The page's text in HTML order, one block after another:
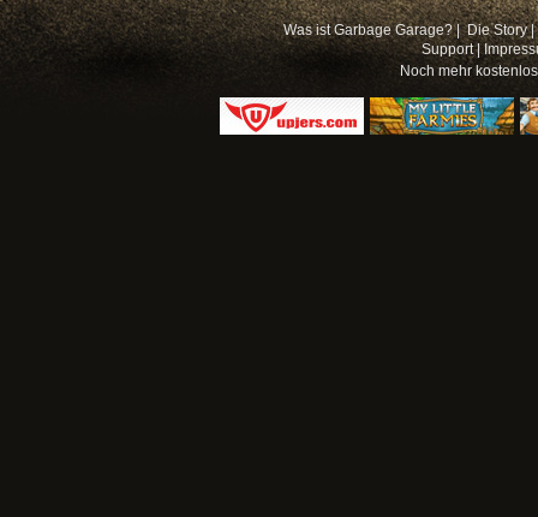
Was ist Garbage Garage? | Die Story |
Support|
Noch mehr